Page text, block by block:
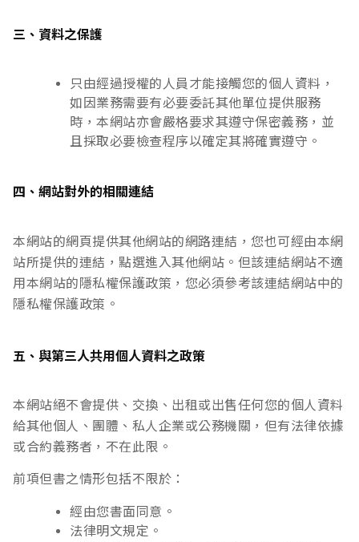
三、資料之保護
只由經過授權的人員才能接觸您的個人資料，
如因業務需要有必要委託其他單位提供服務
時，本網站亦會嚴格要求其遵守保密義務，並
且採取必要檢查程序以確定其將確實遵守。
四、網站對外的相關連結
本網站的網頁提供其他網站的網路連結，您也可經由本網
站所提供的連結，點選進入其他網站。但該連結網站不適
用本網站的隱私權保護政策，您必須參考該連結網站中的
隱私權保護政策。
五、與第三人共用個人資料之政策
本網站絕不會提供、交換、出租或出售任何您的個人資料
給其他個人、團體、私人企業或公務機關，但有法律依據
或合約義務者，不在此限。
前項但書之情形包括不限於：
經由您書面同意。
法律明文規定。